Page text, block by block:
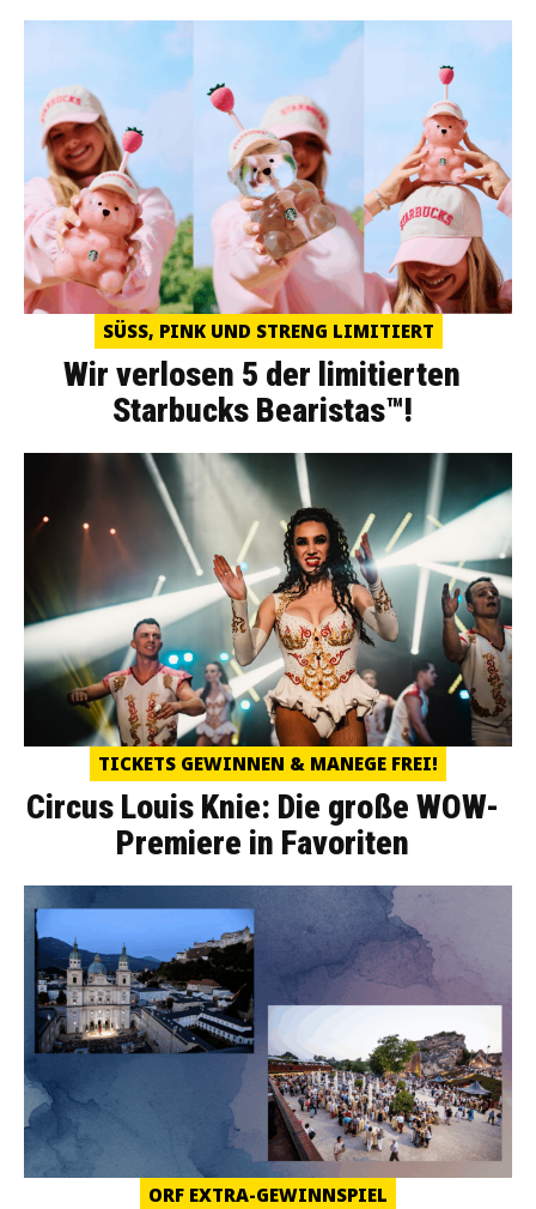
SÜSS, PINK UND STRENG LIMITIERT
Wir verlosen 5 der limitierten
Starbucks Bearistas™!
TICKETS GEWINNEN & MANEGE FREI!
Circus Louis Knie: Die große WOW-
Premiere in Favoriten
ORF EXTRA-GEWINNSPIEL